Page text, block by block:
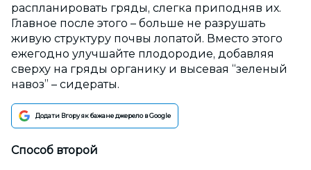
распланировать гряды, слегка приподняв их.
Главное после этого – больше не разрушать
живую структуру почвы лопатой. Вместо этого
ежегодно улучшайте плодородие, добавляя
сверху на гряды органику и высевая “зеленый
навоз” – сидераты.
Додати Вгору як бажане джерело в Google
Способ второй